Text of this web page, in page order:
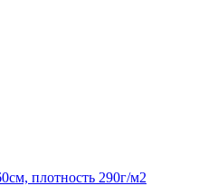
плотность 290г/м2